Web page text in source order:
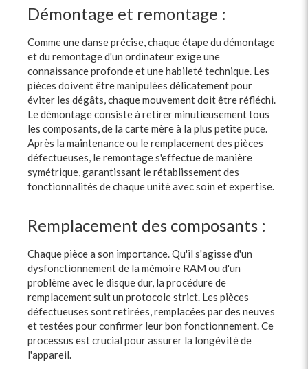
Démontage et remontage :
Comme une danse précise, chaque étape du démontage
et du remontage d'un ordinateur exige une
connaissance profonde et une habileté technique. Les
pièces doivent être manipulées délicatement pour
éviter les dégâts, chaque mouvement doit être réfléchi.
Le démontage consiste à retirer minutieusement tous
les composants, de la carte mère à la plus petite puce.
Après la maintenance ou le remplacement des pièces
défectueuses, le remontage s'effectue de manière
symétrique, garantissant le rétablissement des
fonctionnalités de chaque unité avec soin et expertise.
Remplacement des composants :
Chaque pièce a son importance. Qu'il s'agisse d'un
dysfonctionnement de la mémoire RAM ou d'un
problème avec le disque dur, la procédure de
remplacement suit un protocole strict. Les pièces
défectueuses sont retirées, remplacées par des neuves
et testées pour confirmer leur bon fonctionnement. Ce
processus est crucial pour assurer la longévité de
l'appareil.